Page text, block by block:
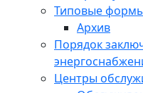
Типовые
Архив
Порядок
Центры